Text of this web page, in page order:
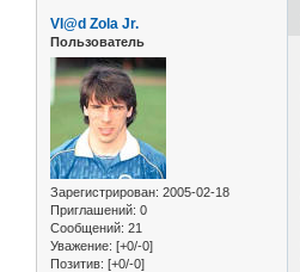
Vl@d Zola Jr.
Пользователь
Зарегистрирован: 2005-02-18
Приглашений: 0
Сообщений: 21
Уважение: [+0/-0]
Позитив: [+0/-0]